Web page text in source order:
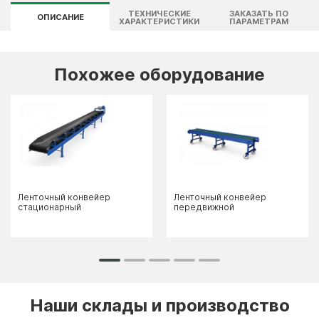
ОПИСАНИЕ ТЕХНИЧЕСКИЕ
ХАРАКТЕРИСТИКИ
ЗАКАЗАТЬ ПО
ПАРАМЕТРАМ
Похожее оборудование
Ленточный конвейер
стационарный
Ленточный конвейер
передвижной
Наши склады и производство